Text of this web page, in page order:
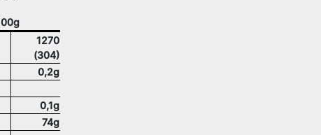
1270
(304)
0,2g
0,1g
74g